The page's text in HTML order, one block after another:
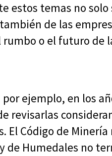
estos temas no solo
de las
o el futuro de
ejemplo, en los
revisarlas
El Código de
de Humedales no